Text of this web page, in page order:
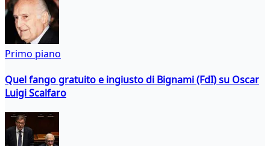
Primo piano
Quel fango gratuito e ingiusto di Bignami (FdI) su Oscar
Luigi Scalfaro